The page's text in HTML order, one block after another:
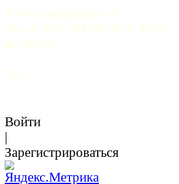
Почта: mail@5uglov.ru
Тел. 8 (812) 274-35-25 (c 12.00
до 18.00)
12+
Войти
|
Зарегистрироваться